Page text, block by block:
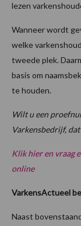
lezen
Wanneer wordt
welke
tweede plek.
basis om
te houden.
Wilt u een
Varkensbedrijf,
Klik hier en vraag
online
VarkensActueel
Naast